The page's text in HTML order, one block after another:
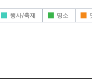
행사/축제 명소